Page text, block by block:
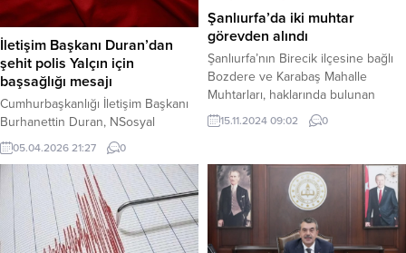
karşılaşmaya hızlı başlayan...
İletişim Başkanı Duran’dan
şehit polis Yalçın için
başsağlığı mesajı
Cumhurbaşkanlığı İletişim Başkanı
Burhanettin Duran, NSosyal
hesabından
yaptığı paylaşımla İstanbul Kuzey
Marmara Otoyolu’nda servis
aracının karıştığı trafik kazasında
yaralanarak kaldırıldığı hastanede
şehit olan polis memuru Seçkin
Yalçın’a Allah’tan rahmet, ailesine
05.04.2026 21:27 0
Şanlıurfa’da iki muhtar
görevden alındı
Şanlıurfa’nın Birecik ilçesine bağlı
Bozdere ve Karabaş Mahalle
Muhtarları, haklarında bulunan
davalar nedeniyle Yüksek Seçim
Kurulu kararıyla görevlerinden
Birecik ilçesine bağlı kırsal Bozdere
mahallesinde Mustafa Seçme ve
Karabaş Mahallesinde Mustafa
Aslan muhtar seçilmişti. Ancak her
iki muhtarın da haklarında bulunan
15.11.2024 09:02 0